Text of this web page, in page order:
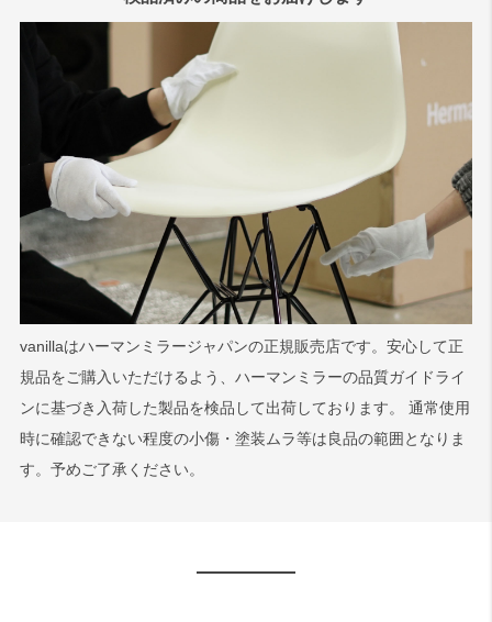
vanillaはハーマンミラージャパンの正規販売店です。安心して正
規品をご購入いただけるよう、ハーマンミラーの品質ガイドライ
ンに基づき入荷した製品を検品して出荷しております。 通常使用
時に確認できない程度の小傷・塗装ムラ等は良品の範囲となりま
す。予めご了承ください。